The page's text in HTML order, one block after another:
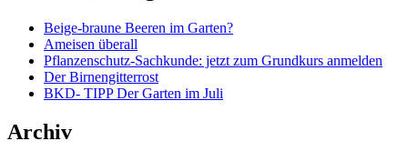
Beige-braune Beeren im Garten?
Ameisen überall
Pflanzenschutz-Sachkunde: jetzt zum Grundkurs anmelden
Der Birnengitterrost
BKD- TIPP Der Garten im Juli
Archiv